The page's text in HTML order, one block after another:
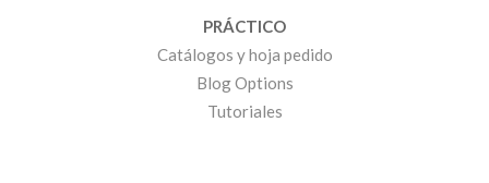
PRÁCTICO
Catálogos y hoja pedido
Blog Options
Tutoriales